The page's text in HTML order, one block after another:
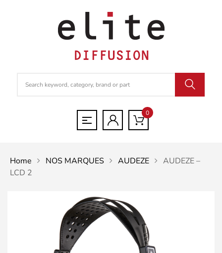
0
Home NOS MARQUES AUDEZE
AUDEZE –
LCD 2